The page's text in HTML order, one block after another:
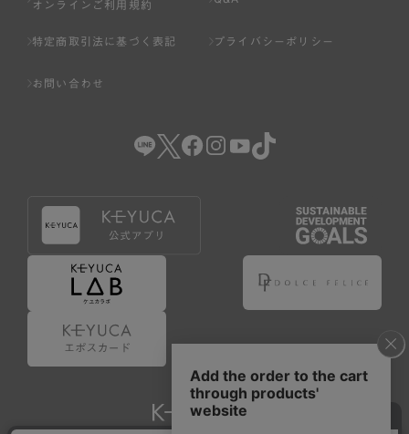
オンラインご利用規約
特定商取引法に基づく表記 プライバシーポリシー
お問い合わせ